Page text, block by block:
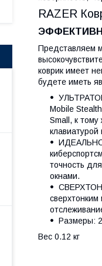
RAZER
Представляем
коврик имеет
будете иметь
Mobile
Small, к
клавиатурой
точность
окнами.
Размеры:
Вес 0.12 кг